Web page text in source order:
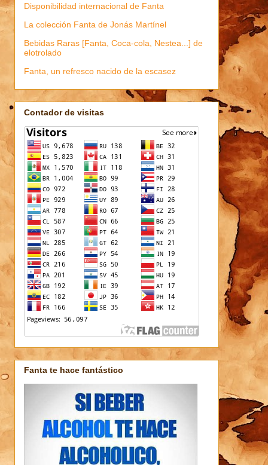
Disponibilidad internacional de Fanta
La colección Fanta de Jonás Martínel
Bebidas Raras [Fanta, Coca-cola, Nestea...] de
elotrolado
Fanta, un refresco nacido de la escasez
Contador de visitas
Fanta te hace fantástico